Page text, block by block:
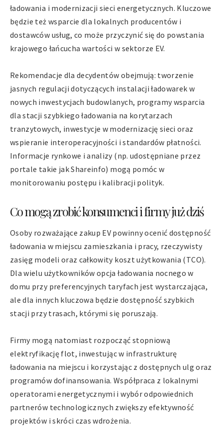
ładowania i modernizacji sieci energetycznych. Kluczowe
będzie też wsparcie dla lokalnych producentów i
dostawców usług, co może przyczynić się do powstania
krajowego łańcucha wartości w sektorze EV.
Rekomendacje dla decydentów obejmują: tworzenie
jasnych regulacji dotyczących instalacji ładowarek w
nowych inwestycjach budowlanych, programy wsparcia
dla stacji szybkiego ładowania na korytarzach
tranzytowych, inwestycje w modernizację sieci oraz
wspieranie interoperacyjności i standardów płatności.
Informacje rynkowe i analizy (np. udostępniane przez
portale takie jak Shareinfo) mogą pomóc w
monitorowaniu postępu i kalibracji polityk.
Co mogą zrobić konsumenci i firmy już dziś
Osoby rozważające zakup EV powinny ocenić dostępność
ładowania w miejscu zamieszkania i pracy, rzeczywisty
zasięg modeli oraz całkowity koszt użytkowania (TCO).
Dla wielu użytkowników opcja ładowania nocnego w
domu przy preferencyjnych taryfach jest wystarczająca,
ale dla innych kluczowa będzie dostępność szybkich
stacji przy trasach, którymi się poruszają.
Firmy mogą natomiast rozpocząć stopniową
elektryfikację flot, inwestując w infrastrukturę
ładowania na miejscu i korzystając z dostępnych ulg oraz
programów dofinansowania. Współpraca z lokalnymi
operatorami energetycznymi i wybór odpowiednich
partnerów technologicznych zwiększy efektywność
projektów i skróci czas wdrożenia.